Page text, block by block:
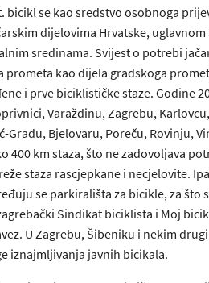
bicikl se kao sredstvo osobnoga
dijelovima Hrvatske, uglavnom
sredinama. Svijest o potrebi
prometa kao dijela gradskoga
i prve biciklističke staze. Godine
Varaždinu, Zagrebu,
Gradu, Bjelovaru, Poreču, Rovinju,
400 km staza, što ne zadovoljava
staza rascjepkane i necjelovite.
se parkirališta za bicikle, za što
Sindikat biciklista i Moj
U Zagrebu, Šibeniku i nekim
iznajmljivanja javnih bicikala.